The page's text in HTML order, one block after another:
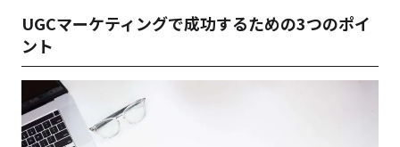
UGCマーケティングで成功するための3つのポイ
ント